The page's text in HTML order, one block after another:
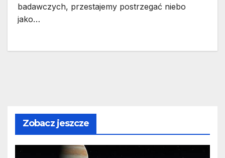
badawczych, przestajemy postrzegać niebo
jako…
Zobacz jeszcze